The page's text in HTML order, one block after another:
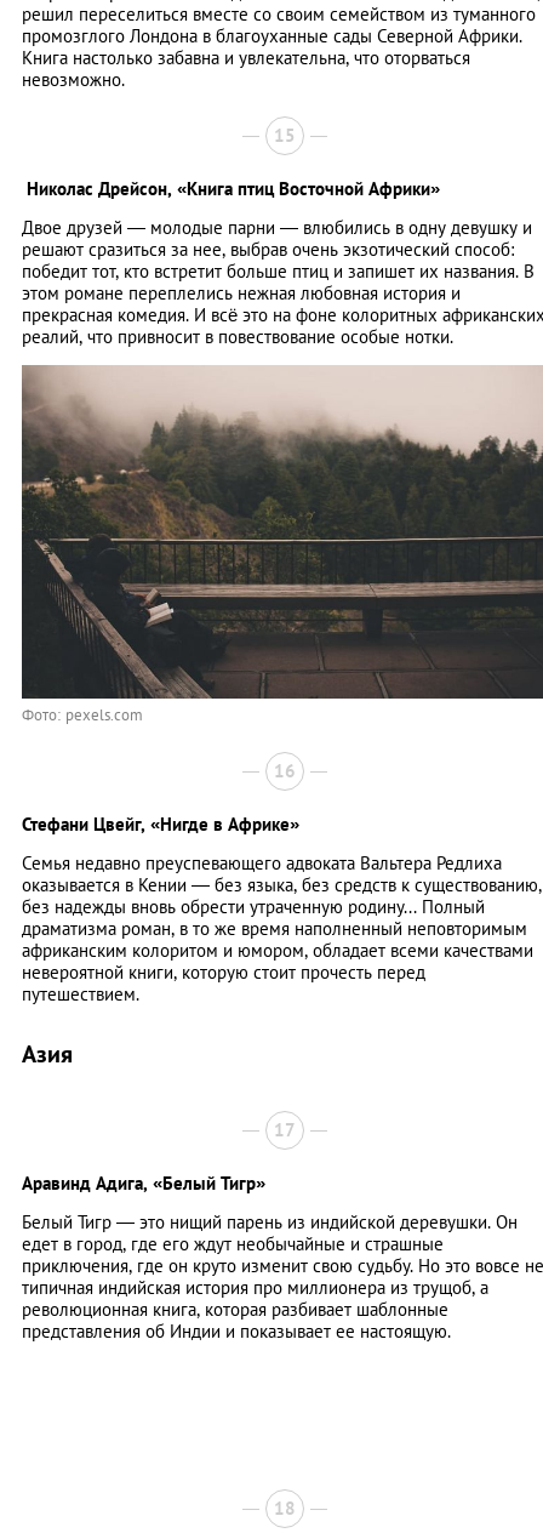
решил переселиться вместе со своим семейством из туманного
промозглого Лондона в благоуханные сады Северной Африки.
Книга настолько забавна и увлекательна, что оторваться
невозможно.
15
Николас Дрейсон, «Книга птиц Восточной Африки»
Двое друзей — молодые парни — влюбились в одну девушку и
решают сразиться за нее, выбрав очень экзотический способ:
победит тот, кто встретит больше птиц и запишет их названия. В
этом романе переплелись нежная любовная история и
прекрасная комедия. И всё это на фоне колоритных
реалий, что привносит в повествование особые нотки.
Фото: pexels.com
16
Стефани Цвейг, «Нигде в Африке»
Семья недавно преуспевающего адвоката Вальтера Редлиха
оказывается в Кении — без языка, без средств к существованию,
без надежды вновь обрести утраченную родину... Полный
драматизма роман, в то же время наполненный неповторимым
африканским колоритом и юмором, обладает всеми качествами
невероятной книги, которую стоит прочесть перед
путешествием.
Азия
17
Аравинд Адига, «Белый Тигр»
Белый Тигр — это нищий парень из индийской деревушки. Он
едет в город, где его ждут необычайные и страшные
приключения, где он круто изменит свою судьбу. Но это вовсе не
типичная индийская история про миллионера из трущоб, а
революционная книга, которая разбивает шаблонные
представления об Индии и показывает ее настоящую.
18